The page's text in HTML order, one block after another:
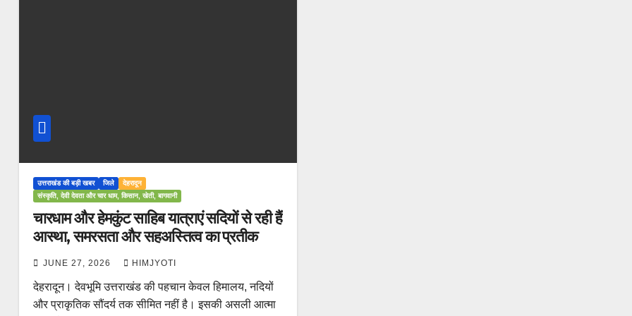
उत्तराखंड की बड़ी खबर जिले
देहरादून
संस्कृति, देवी देवता और चार धाम, किसान, खेती, बागवानी
चारधाम और हेमकुंट साहिब यात्राएं सदियों से रही हैं
आस्था, समरसता और सहअस्तित्व का प्रतीक
JUNE 27, 2026 HIMJYOTI
देहरादून। देवभूमि उत्तराखंड की पहचान केवल हिमालय, नदियों
और प्राकृतिक सौंदर्य तक सीमित नहीं है। इसकी असली आत्मा